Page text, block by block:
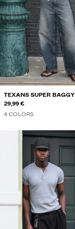
TEXANS SUPER BAGGY
29,99 €
4 COLORS